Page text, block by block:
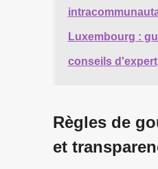
Luxembourg :
conseils d'expert
Règles de
et